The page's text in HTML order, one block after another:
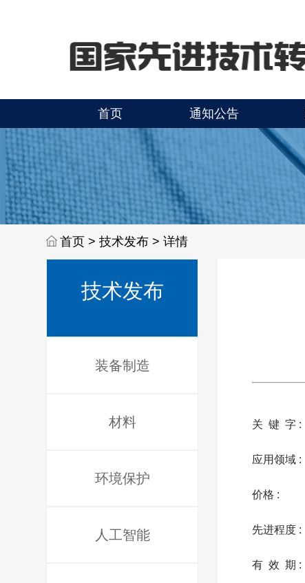
首页 通知公告
首页 > 技术发布 > 详情
技术发布
装备制造
材料
环境保护
人工智能
关 键 字 :
应用领域 :
价格 :
先进程度 :
有 效 期 :